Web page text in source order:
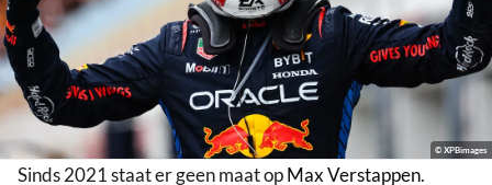
© XPBimages
Sinds 2021 staat er geen maat opMax Verstappen.